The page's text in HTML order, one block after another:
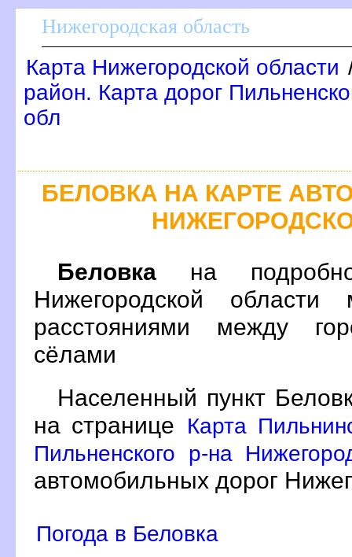
Нижегородская область
Карта Нижегородской области
район. Карта дорог
обл
БЕЛОВКА НА КАРТЕ
Беловка на
Нижегородской
расстояниями между
сёлами
Населенный пункт
на странице
Карта
Пильненского р-на
автомобильных дорог
Погода в Беловка